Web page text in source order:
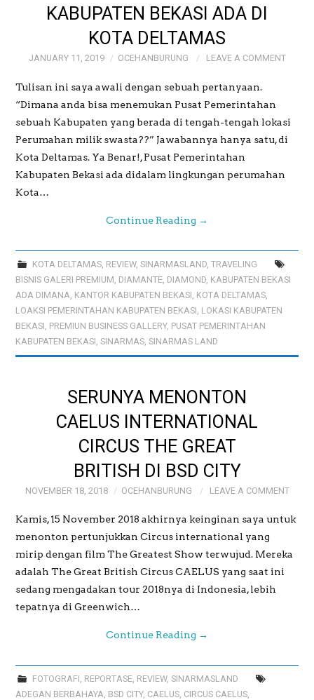
MAYJEN (PURN)
GALERI MEME
OCEHANBURUNG
PRICE LIST AK
STUDIO BOGOR
WEDDING AND
PREWEDDING
KABUPATEN BEKASI ADA DI
KOTA DELTAMAS
JANUARY 11, 2019 OCEHANBURUNG LEAVE A COMMENT
Tulisan ini saya awali dengan sebuah pertanyaan.
“Dimana anda bisa menemukan Pusat Pemerintahan
sebuah Kabupaten yang berada di tengah-tengah lokasi
Perumahan milik swasta??” Jawabannya hanya satu, di
Kota Deltamas. Ya Benar!, Pusat Pemerintahan
Kabupaten Bekasi ada didalam lingkungan perumahan
Kota…
Continue Reading →
KOTA DELTAMAS, REVIEW, SINARMASLAND, TRAVELING
BISNIS GALERI PREMIUM DIAMANTE DIAMOND KABUPATEN BEKASI
ADA DIMANA KANTOR KABUPATEN BEKASI KOTA DELTAMAS
LOAKSI PEMERINTAHAN KABUPATEN BEKASI LOKASI KABUPATEN
BEKASI PREMIUN BUSINESS GALLERY, PUSAT PEMERINTAHAN
KABUPATEN BEKASI ,SINARMAS ,SINARMAS LAND
SERUNYA MENONTON
CAELUS INTERNATIONAL
CIRCUS THE GREAT
BRITISH DI BSD CITY
NOVEMBER 18, 2018 OCEHANBURUNG LEAVE A COMMENT
Kamis, 15 November 2018 akhirnya keinginan saya untuk
menonton pertunjukkan Circus international yang
mirip dengan film The Greatest Show terwujud. Mereka
adalah The Great British Circus CAELUS yang saat ini
sedang mengadakan tour 2018nya di Indonesia, lebih
tepatnya di Greenwich…
Continue Reading →
FOTOGRAFI, REPORTASE, REVIEW, SINARMASLAND
ADEGAN BERBAHAYA, BSD CITY, CAELUS, CIRCUS CAELUS,